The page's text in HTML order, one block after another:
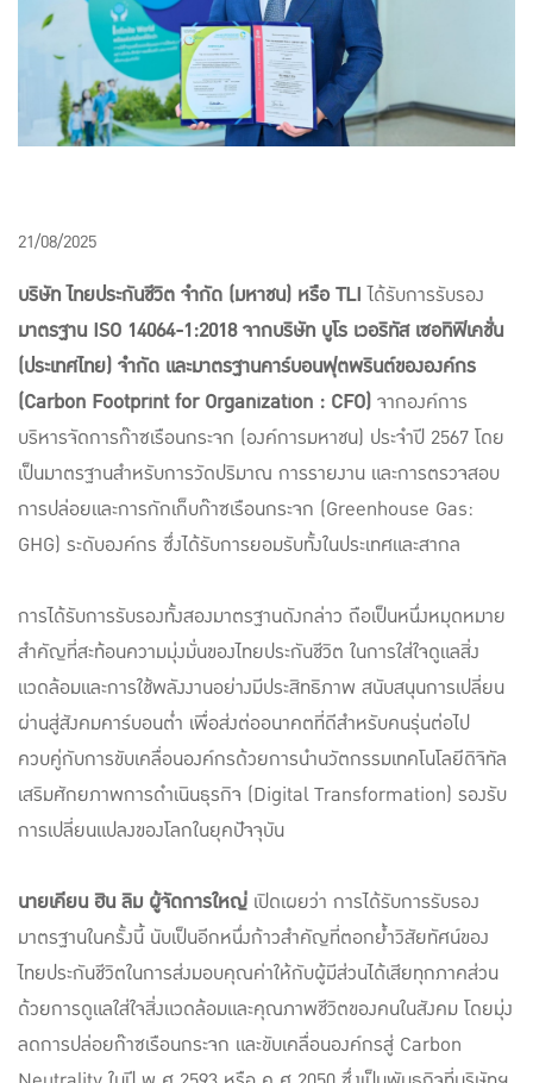
21/08/2025
บริษัท ไทยประกันชีวิต จำกัด (มหาชน) หรือ TLIได้รับการรับรอง
มาตรฐาน ISO 14064-1:2018 จากบริษัท บูโร เวอริทัส เซอทิฟิเคชั่น
(ประเทศไทย) จำกัด และมาตรฐานคาร์บอนฟุตพรินต์ขององค์กร
(Carbon Footprint for Organization : CFO)จากองค์การ
บริหารจัดการก๊าซเรือนกระจก (องค์การมหาชน) ประจำปี 2567 โดย
เป็นมาตรฐานสำหรับการวัดปริมาณ การรายงาน และการตรวจสอบ
การปล่อยและการกักเก็บก๊าซเรือนกระจก (Greenhouse Gas:
GHG) ระดับองค์กร ซึ่งได้รับการยอมรับทั้งในประเทศและสากล
การได้รับการรับรองทั้งสองมาตรฐานดังกล่าว ถือเป็นหนึ่งหมุดหมาย
สำคัญที่สะท้อนความมุ่งมั่นของไทยประกันชีวิต ในการใส่ใจดูแลสิ่ง
แวดล้อมและการใช้พลังงานอย่างมีประสิทธิภาพ สนับสนุนการเปลี่ยน
ผ่านสู่สังคมคาร์บอนต่ำ เพื่อส่งต่ออนาคตที่ดีสำหรับคนรุ่นต่อไป
ควบคู่กับการขับเคลื่อนองค์กรด้วยการนำนวัตกรรมเทคโนโลยีดิจิทัล
เสริมศักยภาพการดำเนินธุรกิจ (Digital Transformation) รองรับ
การเปลี่ยนแปลงของโลกในยุคปัจจุบัน
นายเคียน ฮิน ลิม ผู้จัดการใหญ่ เปิดเผยว่า การได้รับการรับรอง
มาตรฐานในครั้งนี้ นับเป็นอีกหนึ่งก้าวสำคัญที่ตอกย้ำวิสัยทัศน์ของ
ไทยประกันชีวิตในการส่งมอบคุณค่าให้กับผู้มีส่วนได้เสียทุกภาคส่วน
ด้วยการดูแลใส่ใจสิ่งแวดล้อมและคุณภาพชีวิตของคนในสังคม โดยมุ่ง
ลดการปล่อยก๊าซเรือนกระจก และขับเคลื่อนองค์กรสู่ Carbon